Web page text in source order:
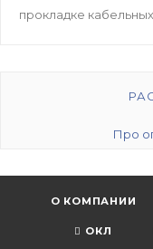
прокладке
Про
О КОМПАНИИ
ОКЛ